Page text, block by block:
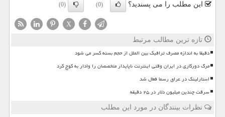
این مطلب را می پسندید؟ (0)
(0)
X
تازه ترین مطالب مرتبط
دقیقا به اندازه مصرف ترافیک بین الملل از حجم بسته کسر می شود
مرگ دورکاری در ایران وقتی اینترنت ناپایدار متخصصان را وادار به کوچ کرد
استارلینک در عراق رسما فعال شد
سرقت چندین میلیون دلار در ۲۵ دقیقه
نظرات بینندگان در مورد این مطلب